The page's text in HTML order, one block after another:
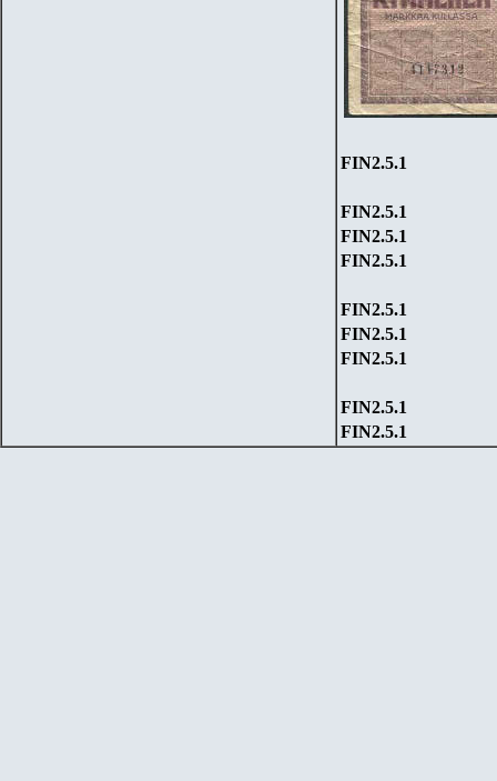
FIN2.5.1
FIN2.5.1
FIN2.5.1
FIN2.5.1
FIN2.5.1
FIN2.5.1
FIN2.5.1
FIN2.5.1
FIN2.5.1